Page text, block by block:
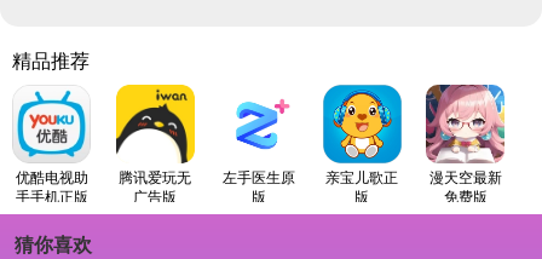
精品推荐
优酷电视助
手手机正版
腾讯爱玩无
广告版
左手医生原
版
亲宝儿歌正
版
漫天空最新
免费版
猜你喜欢